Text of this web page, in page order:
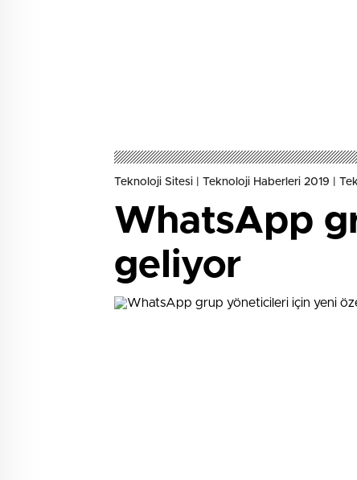
Teknoloji Sitesi | Teknoloji Haberleri 2019 |
WhatsApp
geliyor